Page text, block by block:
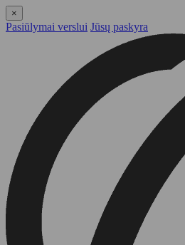
×
Pasiūlymai verslui Jūsų paskyra